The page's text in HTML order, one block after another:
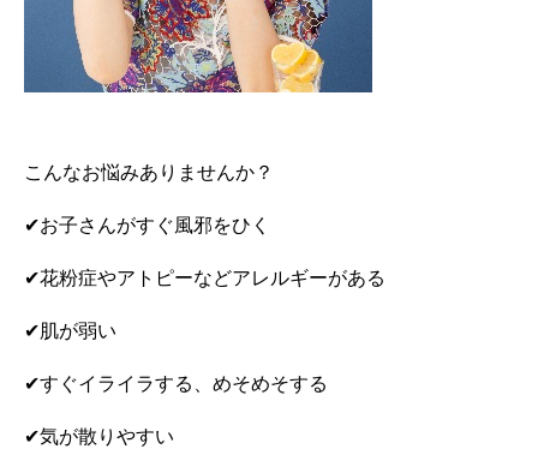
こんなお悩みありませんか？
✔︎お子さんがすぐ風邪をひく
✔︎花粉症やアトピーなどアレルギーがある
✔︎肌が弱い
✔︎すぐイライラする、めそめそする
✔︎気が散りやすい